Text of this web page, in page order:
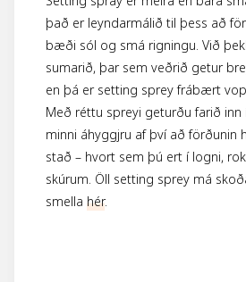
það er leyndarmálið til þess að
bæði sól og smá rigningu. Við
sumarið, þar sem veðrið getur
en þá er setting sprey frábært
Með réttu spreyi geturðu farið
minni áhyggjru af því að förðunin
stað – hvort sem þú ert í logni,
skúrum. Öll setting sprey má
smella hér.